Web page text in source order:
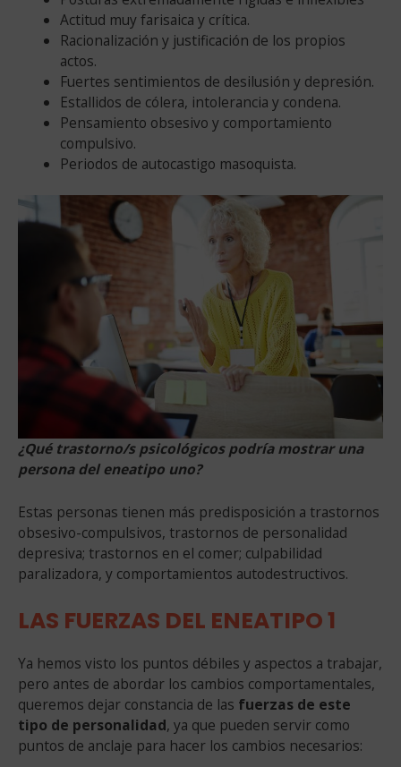
Actitud muy farisaica y crítica.
Racionalización y justificación de los propios
actos.
Fuertes sentimientos de desilusión y depresión.
Estallidos de cólera, intolerancia y condena.
Pensamiento obsesivo y comportamiento
compulsivo.
Periodos de autocastigo masoquista.
¿Qué trastorno/s psicológicos podría mostrar una
persona del eneatipo uno?
Estas personas tienen más predisposición a trastornos
obsesivo-compulsivos, trastornos de personalidad
depresiva; trastornos en el comer; culpabilidad
paralizadora, y comportamientos autodestructivos.
LAS FUERZAS DEL ENEATIPO 1
Ya hemos visto los puntos débiles y aspectos a trabajar,
pero antes de abordar los cambios comportamentales,
queremos dejar constancia de las fuerzas de este
tipo de personalidad, ya que pueden servir como
puntos de anclaje para hacer los cambios necesarios: